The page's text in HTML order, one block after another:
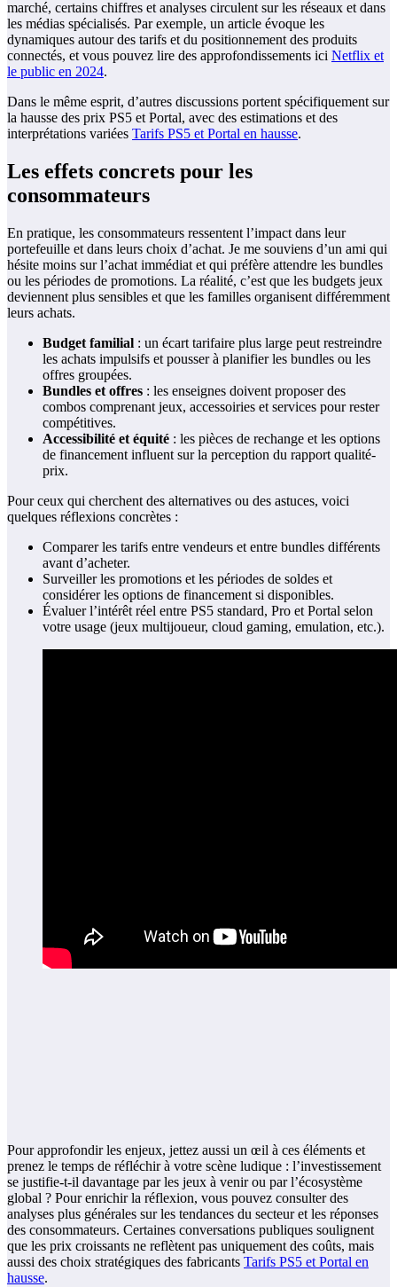
marché, certains chiffres et analyses circulent sur les réseaux et dans
les médias spécialisés. Par exemple, un article évoque les
dynamiques autour des tarifs et du positionnement des produits
connectés, et vous pouvez lire des approfondissements ici Netflix et
le public en 2024.
Dans le même esprit, d’autres discussions portent spécifiquement sur
la hausse des prix PS5 et Portal, avec des estimations et des
interprétations variées Tarifs PS5 et Portal en hausse.
Les effets concrets pour les
consommateurs
En pratique, les consommateurs ressentent l’impact dans leur
portefeuille et dans leurs choix d’achat. Je me souviens d’un ami qui
hésite moins sur l’achat immédiat et qui préfère attendre les bundles
ou les périodes de promotions. La réalité, c’est que les budgets jeux
deviennent plus sensibles et que les familles organisent différemment
leurs achats.
Budget familial : un écart tarifaire plus large peut restreindre
les achats impulsifs et pousser à planifier les bundles ou les
offres groupées.
Bundles et offres : les enseignes doivent proposer des
combos comprenant jeux, accessoiries et services pour rester
compétitives.
Accessibilité et équité : les pièces de rechange et les options
de financement influent sur la perception du rapport qualité-
prix.
Pour ceux qui cherchent des alternatives ou des astuces, voici
quelques réflexions concrètes :
Comparer les tarifs entre vendeurs et entre bundles différents
avant d’acheter.
Surveiller les promotions et les périodes de soldes et
considérer les options de financement si disponibles.
Évaluer l’intérêt réel entre PS5 standard, Pro et Portal selon
votre usage (jeux multijoueur, cloud gaming, emulation, etc.).
Pour approfondir les enjeux, jettez aussi un œil à ces éléments et
prenez le temps de réfléchir à votre scène ludique : l’investissement
se justifie-t-il davantage par les jeux à venir ou par l’écosystème
global ? Pour enrichir la réflexion, vous pouvez consulter des
analyses plus générales sur les tendances du secteur et les réponses
des consommateurs. Certaines conversations publiques soulignent
que les prix croissants ne reflètent pas uniquement des coûts, mais
aussi des choix stratégiques des fabricants Tarifs PS5 et Portal en
hausse.